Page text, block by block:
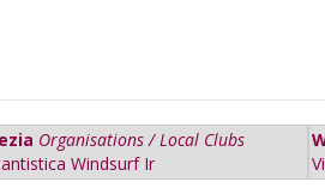
Organisations / Local Clubs
Windsurf Ir